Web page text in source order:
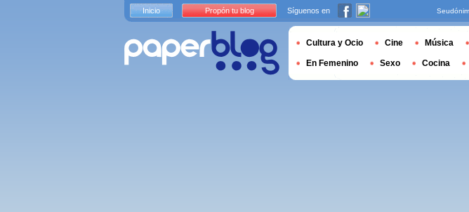
Inicio Propón tu blog Síguenos en
Cultura y Ocio Cine Música
En Femenino Sexo Cocina